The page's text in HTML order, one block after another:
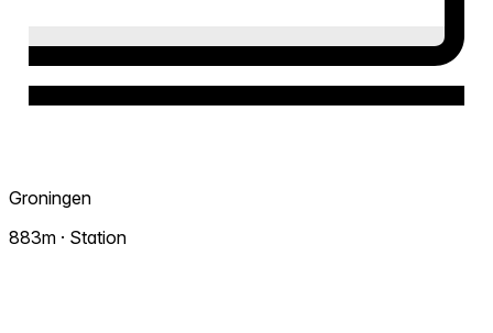
Groningen
883m · Station